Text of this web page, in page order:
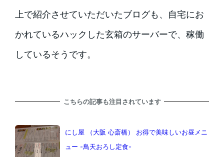
上で紹介させていただいたブログも、自宅にお
かれているハックした玄箱のサーバーで、稼働
しているそうです。
こちらの記事も注目されています
にし屋 （大阪 心斎橋） お得で美味しいお昼メニ
ュー -鳥天おろし定食-